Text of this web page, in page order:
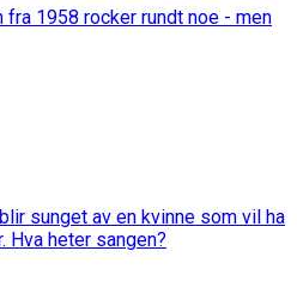
1958 rocker rundt noe - men
sunget av en kvinne som vil ha
Hva heter sangen?